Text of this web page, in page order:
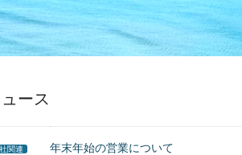
ース
関連 年末年始の営業について